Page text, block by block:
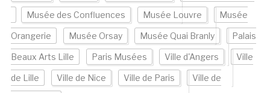
Musée des Confluences Musée Louvre Musée
Orangerie Musée Orsay Musée Quai Branly Palais
Beaux Arts Lille Paris Musées Ville d'Angers Ville
de Lille Ville de Nice Ville de Paris Ville de